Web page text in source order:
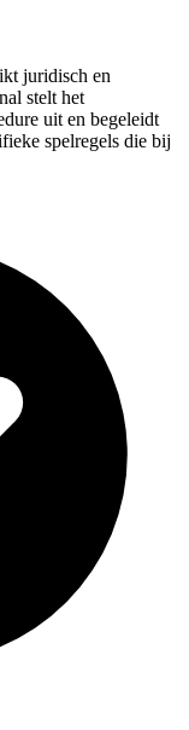
juridisch en
stelt het
uit en begeleidt
spelregels die bij